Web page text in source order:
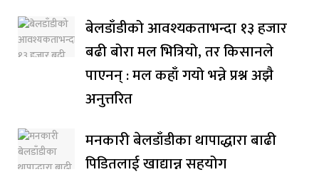
बेलडाँडीको आवश्यकताभन्दा १३ हजार
बढी बोरा मल भित्रियो, तर किसानले
पाएनन् : मल कहाँ गयो भन्ने प्रश्न अझै
अनुत्तरित
मनकारी बेलडाँडीका थापाद्धारा बाढी
पिडितलाई खाद्यान्न सहयोग